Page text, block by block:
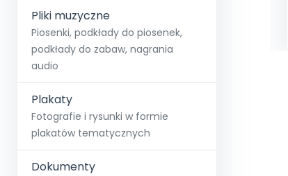
Pliki muzyczne
Piosenki, podkłady do piosenek,
podkłady do zabaw, nagrania
audio
Plakaty
Fotografie i rysunki w formie
plakatów tematycznych
Dokumenty